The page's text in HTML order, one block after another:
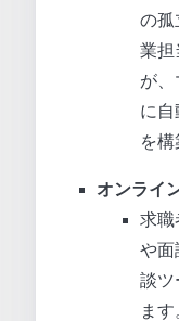
の孤
業担
が、
に自
を構
オンライ
求職
や面
談ツ
ま